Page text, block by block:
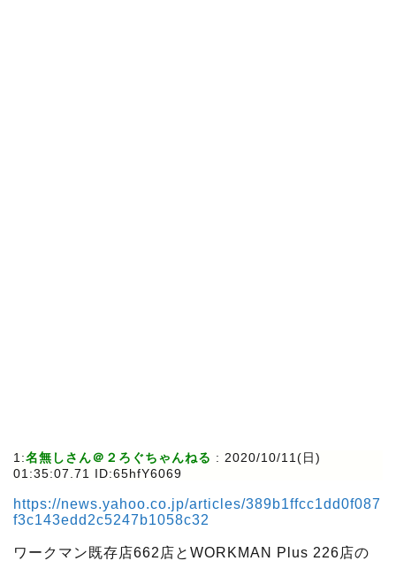
1:名無しさん＠２ろぐちゃんねる : 2020/10/11(日)
01:35:07.71 ID:65hfY6069
https://news.yahoo.co.jp/articles/389b1ffcc1dd0f087
f3c143edd2c5247b1058c32
ワークマン既存店662店とWORKMAN Plus 226店の